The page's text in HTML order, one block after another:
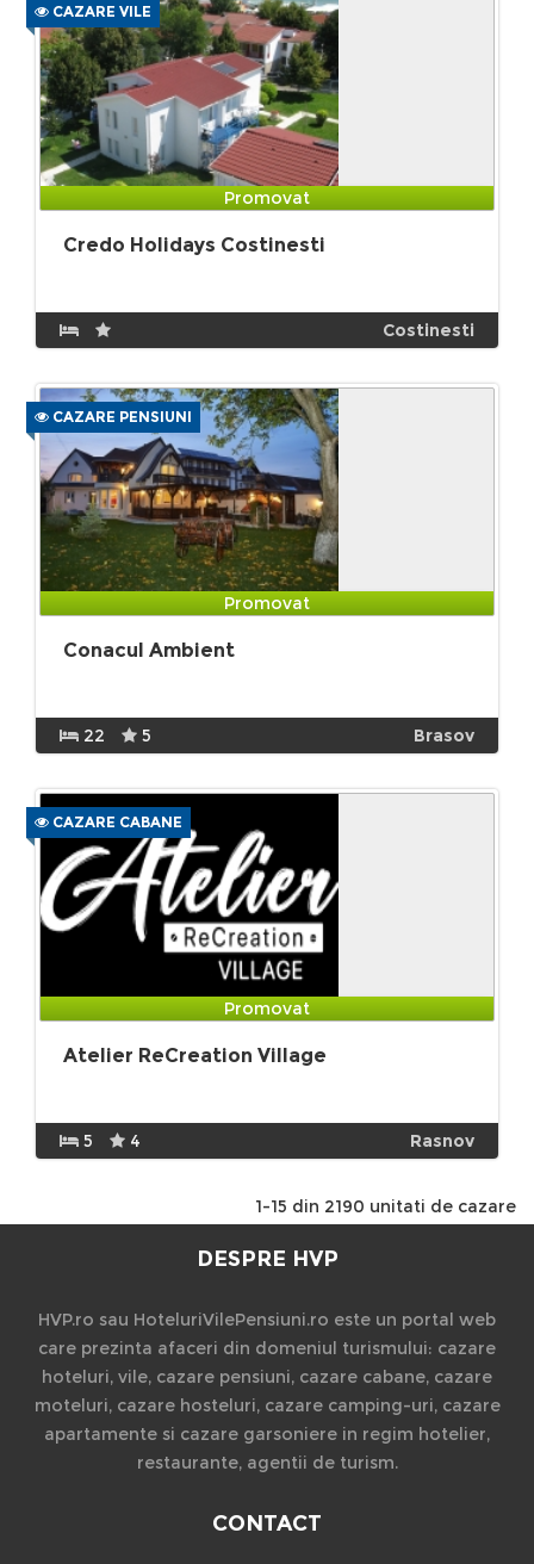
CAZARE VILE
Promovat
Credo Holidays Costinesti
Costinesti
CAZARE PENSIUNI
Promovat
Conacul Ambient
22 5 Brasov
CAZARE CABANE
Promovat
Atelier ReCreation Village
5 4 Rasnov
1-15 din 2190 unitati de cazare
DESPRE HVP
HVP.ro sau HoteluriVilePensiuni.ro este un portal web
care prezinta afaceri din domeniul turismului: cazare
hoteluri, vile, cazare pensiuni, cazare cabane, cazare
moteluri, cazare hosteluri, cazare camping-uri, cazare
apartamente si cazare garsoniere in regim hotelier,
restaurante, agentii de turism.
CONTACT